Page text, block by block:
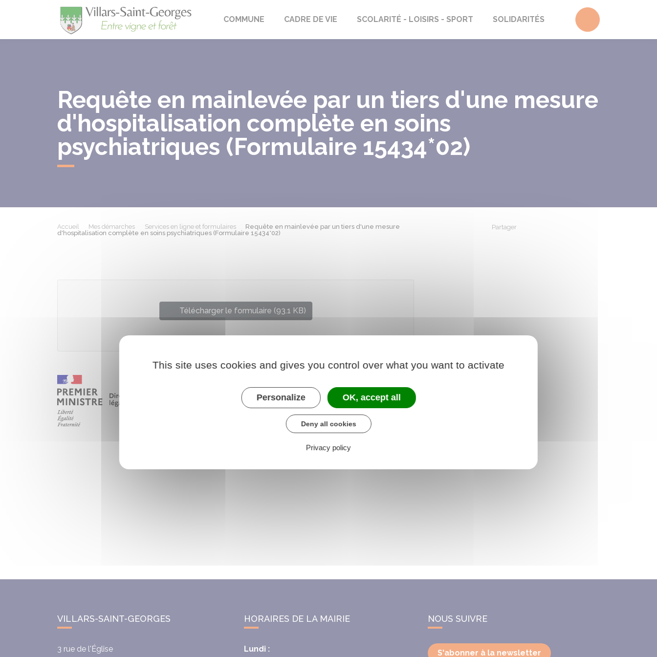
Villars-Saint-Georges
COMMUNE CADRE DE VIE SCOLARITÉ - LOISIRS - SPORT SOLIDARITÉS Accéder au
Requête en mainlevée par un tiers d'une mesure
d'hospitalisation complète en soins
psychiatriques (Formulaire 15434*02)
Accueil Mes démarches Services en ligne et formulaires
Requête en mainlevée par un tiers d'une mesure
d'hospitalisation complète en soins psychiatriques (Formulaire 15434*02)
Partager
Télécharger le formulaire (93.1 KB)
VILLARS-SAINT-GEORGES
3 rue de l'Église
HORAIRES DE LA MAIRIE
Lundi :
NOUS SUIVRE
S'abonner à la newsletter
This site uses cookies and gives you control over what you want to activate
Personalize OK, accept all
Deny all cookies
Privacy policy